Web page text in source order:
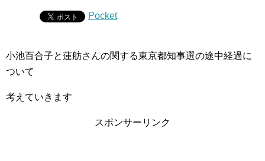
Pocket
小池百合子と蓮舫さんの関する東京都知事選の途中経過に
ついて
考えていきます
スポンサーリンク